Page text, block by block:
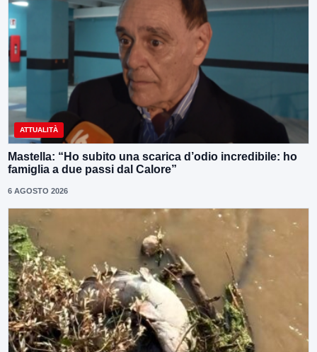
ATTUALITÀ
Mastella: “Ho subito una scarica d’odio incredibile: ho
famiglia a due passi dal Calore”
6 AGOSTO 2026